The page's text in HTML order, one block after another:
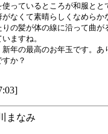
っているところが和服とと
なくて素晴らしくなめらか
の髪が体の線に沿って曲
ますね。
年の最高のお年玉です。あ
か？
まなみ